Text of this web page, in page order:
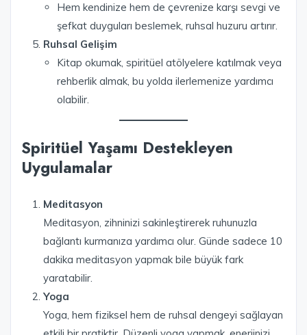
Hem kendinize hem de çevrenize karşı sevgi ve
şefkat duyguları beslemek, ruhsal huzuru artırır.
Ruhsal Gelişim
Kitap okumak, spiritüel atölyelere katılmak veya
rehberlik almak, bu yolda ilerlemenize yardımcı
olabilir.
Spiritüel Yaşamı Destekleyen
Uygulamalar
Meditasyon
Meditasyon, zihninizi sakinleştirerek ruhunuzla
bağlantı kurmanıza yardımcı olur. Günde sadece 10
dakika meditasyon yapmak bile büyük fark
yaratabilir.
Yoga
Yoga, hem fiziksel hem de ruhsal dengeyi sağlayan